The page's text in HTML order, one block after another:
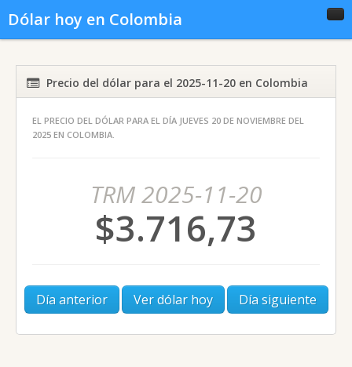
Dólar hoy en Colombia
Noticias del dólar Dólar histórico
Precio del dólar para el 2025-11-20 en Colombia
EL PRECIO DEL DÓLAR PARA EL DÍA JUEVES 20 DE NOVIEMBRE DEL
2025 EN COLOMBIA.
TRM 2025-11-20
$3.716,73
Día anterior Ver dólar hoy Día siguiente